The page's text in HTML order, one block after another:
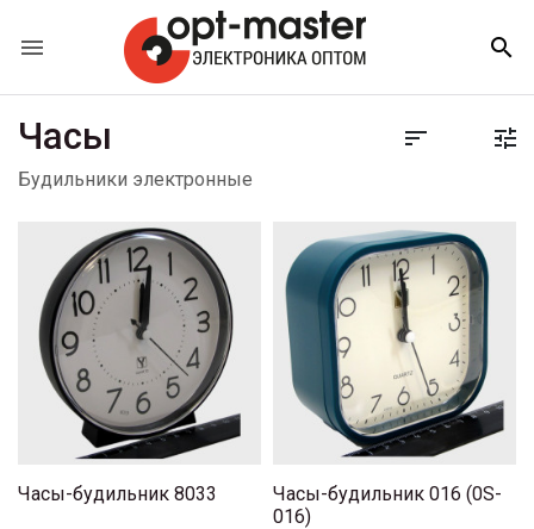
 
Часы  
Будильники электронные
Часы-будильник 8033
Часы-будильник 016 (0S-
016)